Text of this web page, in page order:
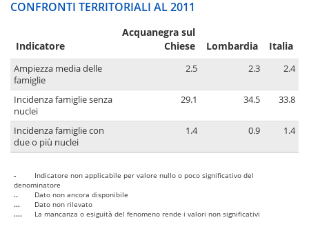
CONFRONTI TERRITORIALI AL 2011
Indicatore
Acquanegra sul
Chiese
Lombardia Italia
Ampiezza media delle
famiglie
2.5 2.3 2.4
Incidenza famiglie senza
nuclei
29.1 34.5 33.8
Incidenza famiglie con
due o più nuclei
1.4 0.9 1.4
-
Indicatore non applicabile per valore nullo o poco significativo del
denominatore
..
Dato non ancora disponibile
...
Dato non rilevato
....
La mancanza o esiguità del fenomeno rende i valori non significativi